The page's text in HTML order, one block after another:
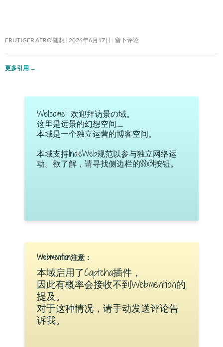
FRUTIGER AERO 随想 2026年6月17日 留下评论
更多引用 →
Welcome! 欢迎拜访景の域。
这里是远景的幻想空间……
本域是一个独立运营的博客空间。
本域支持IndieWeb规范以参与独立网络运
动。欲了解，请寻找侧边栏的88x31按钮。
Webmention注意：
本域启用了Captcha插件，
因此有概率会接收不到Webmention的
提及。
对于这种情况，请手动发送评论告
诉我。